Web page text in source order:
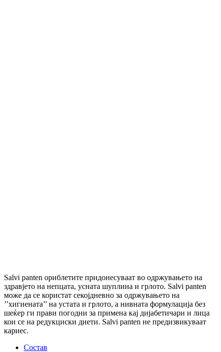
Salvi panten ориблетите придонесуваат во одржувањето на
здравјето на непцата, усната шуплина и грлото. Salvi panten
може да се користат секојдневно за одржувањето на
’’хигиената’’ на устата и грлото, а нивната формулација без
шеќер ги прави погодни за примена кај дијабетичари и лица
кои се на редукциски диети. Salvi panten не предизвикуваат
кариес.
Состав